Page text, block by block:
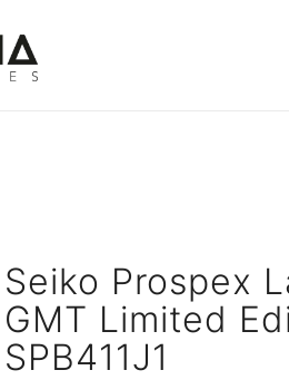
Seiko Prospex
GMT Limited
SPB411J1